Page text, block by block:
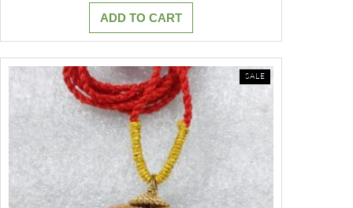
price
was:
₹25,000.00.
ADD TO CART
SALEPRODUCT
ON